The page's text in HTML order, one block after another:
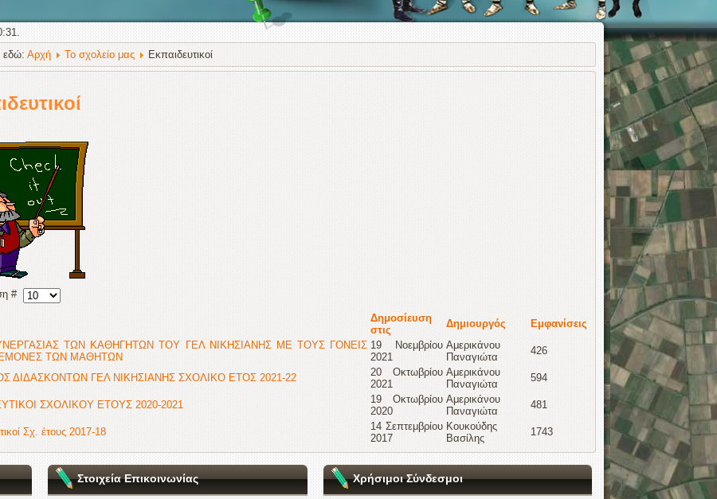
εδώ: Αρχή Το σχολείο μας Εκπαιδευτικοί
#
Δημοσίευση
στις
Δημιουργός
Εμφανίσεις
ΤΩΝ ΚΑΘΗΓΗΤΩΝ ΤΟΥ ΓΕΛ ΝΙΚΗΣΙΑΝΗΣ ΜΕ ΤΟΥΣ ΓΟΝΕΙΣ
ΤΩΝ ΜΑΘΗΤΩΝ
19 Νοεμβρίου
2021
Αμερικάνου
Παναγιώτα
426
ΔΙΔΑΣΚΟΝΤΩΝ ΓΕΛ ΝΙΚΗΣΙΑΝΗΣ ΣΧΟΛΙΚΟ ΕΤΟΣ 2021-22
20 Οκτωβρίου
2021
Αμερικάνου
Παναγιώτα
594
ΣΧΟΛΙΚΟΥ ΕΤΟΥΣ 2020-2021
19 Οκτωβρίου
2020
Αμερικάνου
Παναγιώτα
481
Σχ. έτους 2017-18
14 Σεπτεμβρίου
2017
Κουκούδης
Βασίλης
1743
Στοιχεία Επικοινωνίας Χρήσιμοι Σύνδεσμοι